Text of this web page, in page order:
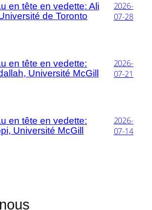
en tête en vedette: Ali
de Toronto
2026-
07-28
en tête en vedette:
Université McGill
2026-
07-21
en tête en vedette:
Université McGill
2026-
07-14